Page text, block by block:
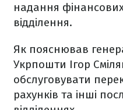
надання
відділення.
Як пояснював
Укрпошти Ігор
обслуговувати
рахунків та інші